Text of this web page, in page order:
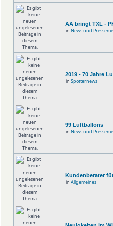
AA bringt TXL -
in News und
2019 - 70 Jahre
in Spotternews
99 Luftballons
in News und
Kundenberater
in Allgemeines